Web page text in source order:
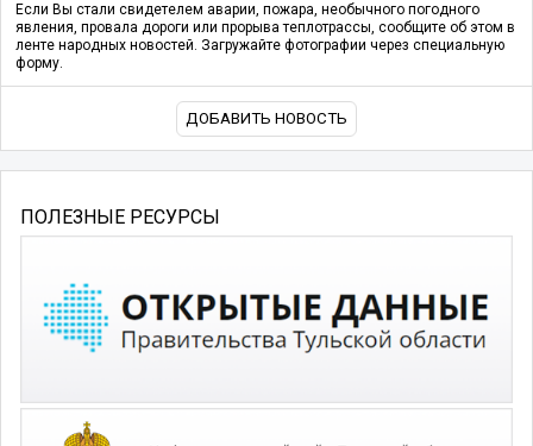
Если Вы стали свидетелем аварии, пожара, необычного погодного
явления, провала дороги или прорыва теплотрассы, сообщите об этом в
ленте народных новостей. Загружайте фотографии через специальную
форму.
ДОБАВИТЬ НОВОСТЬ
ПОЛЕЗНЫЕ РЕСУРСЫ